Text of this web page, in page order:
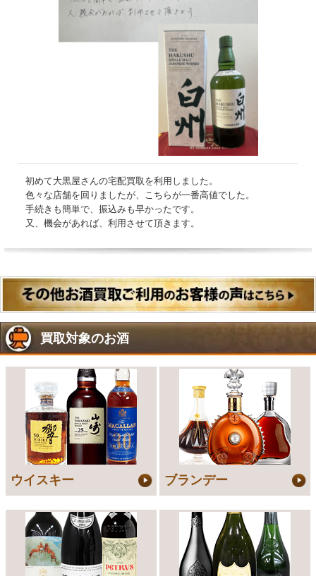
初めて大黒屋さんの宅配買取を利用しました。
色々な店舗を回りましたが、こちらが一番高値でした。
手続きも簡単で、振込みも早かったです。
又、機会があれば、利用させて頂きます。
買取対象のお酒
ウイスキー ブランデー